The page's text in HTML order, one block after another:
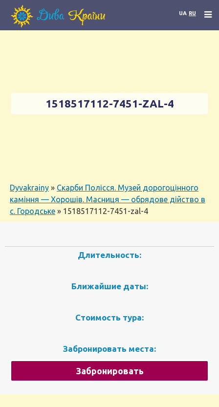
UA RU
1518517112-7451-ZAL-4
Dyvakrainy » Скарби Полісся. Музей дорогоцінного
каміння — Хорошів. Масниця — обрядове дійство в
с. Городське » 1518517112-7451-zal-4
Длительность:
Ближайшие даты:
Стоимость тура:
Забронировать места:
Забронировать